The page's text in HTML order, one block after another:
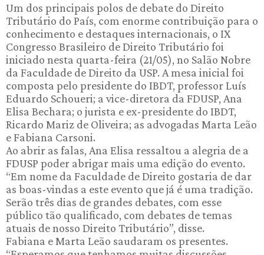
Um dos principais polos de debate do Direito
Tributário do País, com enorme contribuição para o
conhecimento e destaques internacionais, o IX
Congresso Brasileiro de Direito Tributário foi
iniciado nesta quarta-feira (21/05), no Salão Nobre
da Faculdade de Direito da USP. A mesa inicial foi
composta pelo presidente do IBDT, professor Luís
Eduardo Schoueri; a vice-diretora da FDUSP, Ana
Elisa Bechara; o jurista e ex-presidente do IBDT,
Ricardo Mariz de Oliveira; as advogadas Marta Leão
e Fabiana Carsoni.
Ao abrir as falas, Ana Elisa ressaltou a alegria de a
FDUSP poder abrigar mais uma edição do evento.
“Em nome da Faculdade de Direito gostaria de dar
as boas-vindas a este evento que já é uma tradição.
Serão três dias de grandes debates, com esse
público tão qualificado, com debates de temas
atuais de nosso Direito Tributário”, disse.
Fabiana e Marta Leão saudaram os presentes.